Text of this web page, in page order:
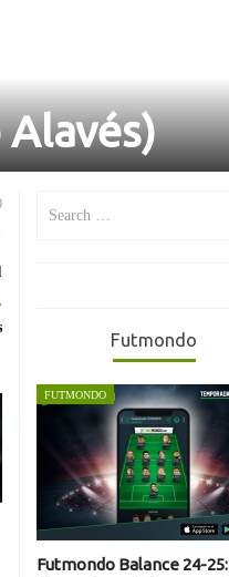
,
Futmondo
FUTMONDO
Futmondo Balance 24-25: